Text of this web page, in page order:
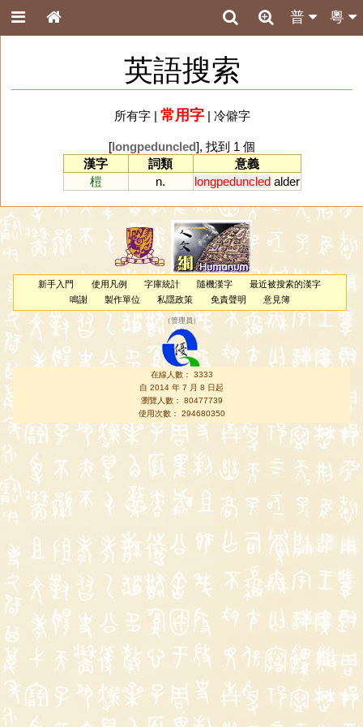
粵
普
英語搜索
所有字| 常用字| 冷僻字
[longpeduncled], 找到 1 個
漢字
詞類
意義
榿
n. longpeduncled alder
新手入門 使用凡例 字庫統計 隨機漢字
最近被搜索的漢字
鳴謝
製作單位 私隱政策 免責聲明 意見簿
（管理員 ）
在線人數： 3333
自 2014 年 7 月 8 日起
瀏覽人數： 80477739
使用次數： 294680350